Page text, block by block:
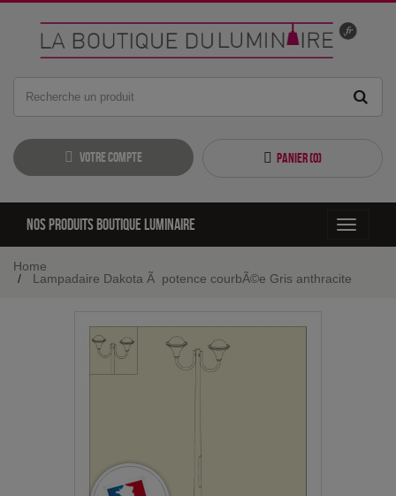
Votre compte Panier (0)
Toggle
Nos produits boutique luminaire
Home
Lampadaire Dakota Ã potence courbÃ©e Gris anthracite